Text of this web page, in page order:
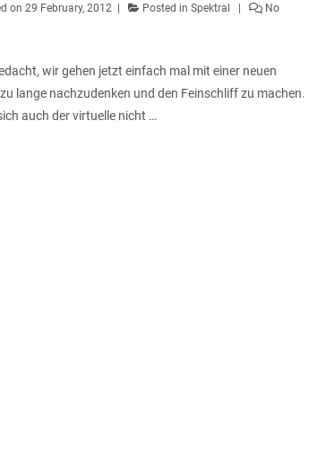
on29 February, 2012 Posted inSpektral No
wir gehen jetzt einfach mal mit einer neuen
lange nachzudenken und den Feinschliff zu machen.
auch der virtuelle nicht …